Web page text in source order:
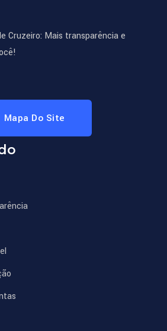
Cruzeiro: Mais transparência e
Mapa Do Site